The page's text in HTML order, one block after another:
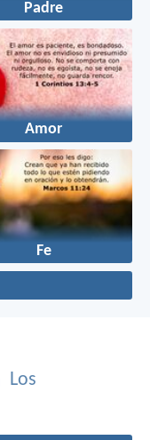
Padre
Amor
Fe
Los